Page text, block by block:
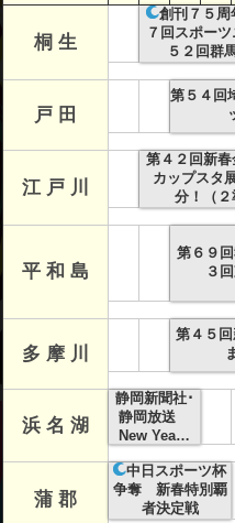
桐 生
創刊７５
７回スポー
５２回群
戸 田
第５４回
江 戸 川
第４２回新
カップスタ
分！（２
平 和 島
第６９
３
多 摩 川
第４５
浜 名 湖
静岡新聞社･
静岡放送
New Yea…
蒲 郡
中日スポーツ杯
争奪 新春特別覇
者決定戦